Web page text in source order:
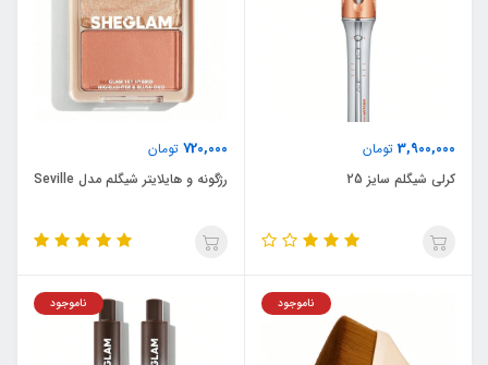
3,900,000 تومان
کرلی شیگلم سایز 25
720,000 تومان
رژگونه و هایلایتر شیگلم مدل Seville
ناموجود ناموجود